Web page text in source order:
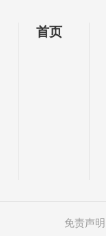
首页
免责声明